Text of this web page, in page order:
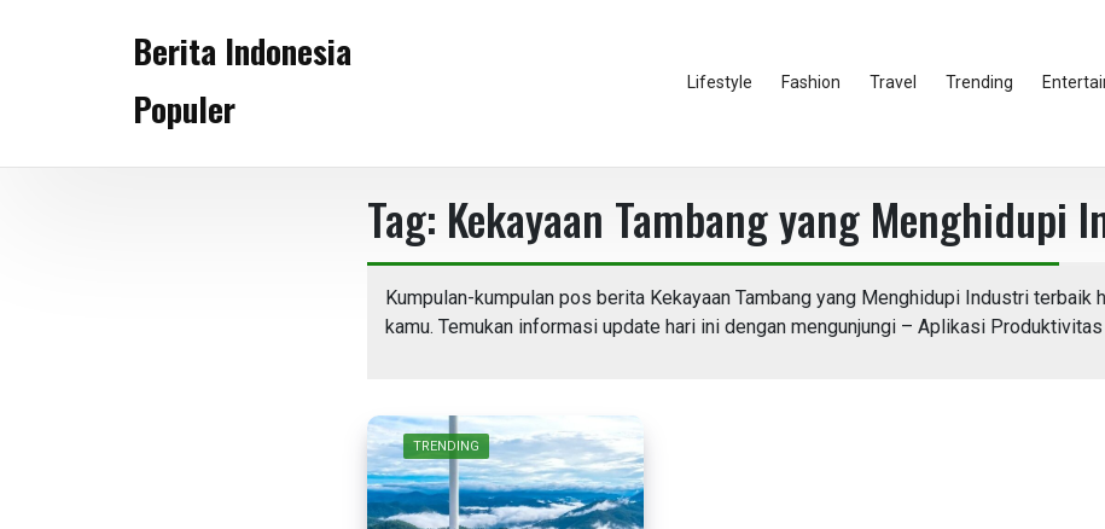
Berita Indonesia
Populer
Lifestyle Fashion Travel Trending
Tag: Kekayaan Tambang yang Menghidupi
Kumpulan-kumpulan pos berita Kekayaan Tambang yang Menghidupi Industri terbaik
kamu. Temukan informasi update hari ini dengan mengunjungi – Aplikasi
TRENDING